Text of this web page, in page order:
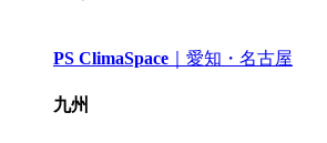
PS ClimaSpace 愛知・名古屋
九州